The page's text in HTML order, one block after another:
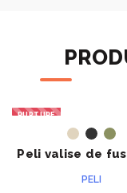
RUPTURE
ACHETER
Peli valise de
PELI